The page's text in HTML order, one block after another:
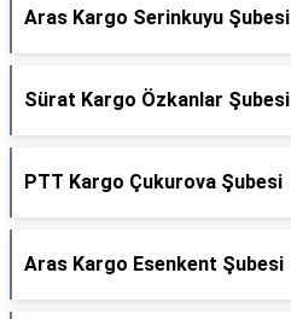
Aras Kargo Serinkuyu Şubesi
Sürat Kargo Özkanlar Şubesi
PTT Kargo Çukurova Şubesi
Aras Kargo Esenkent Şubesi